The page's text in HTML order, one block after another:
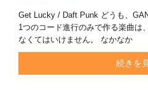
Get Lucky / Daft Punk どうも、
1つのコード進行のみで作る楽曲は
なくてはいけません。 なかなか
続きを